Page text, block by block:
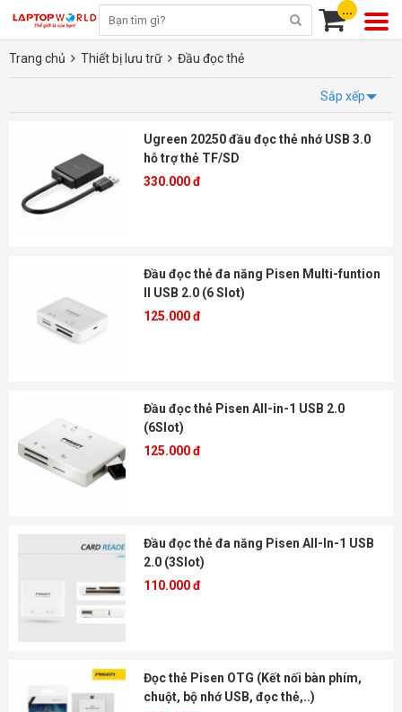
...
Trang chủ Thiết bị lưu trữ Đầu đọc thẻ
Sắp xếp
Ugreen 20250 đầu đọc thẻ nhớ USB 3.0
hỗ trợ thẻ TF/SD
330.000 đ
Đầu đọc thẻ đa năng Pisen Multi-funtion
II USB 2.0 (6 Slot)
125.000 đ
Đầu đọc thẻ Pisen All-in-1 USB 2.0
(6Slot)
125.000 đ
Đầu đọc thẻ đa năng Pisen All-In-1 USB
2.0 (3Slot)
110.000 đ
Đọc thẻ Pisen OTG (Kết nối bàn phím,
chuột, bộ nhớ USB, đọc thẻ,..)